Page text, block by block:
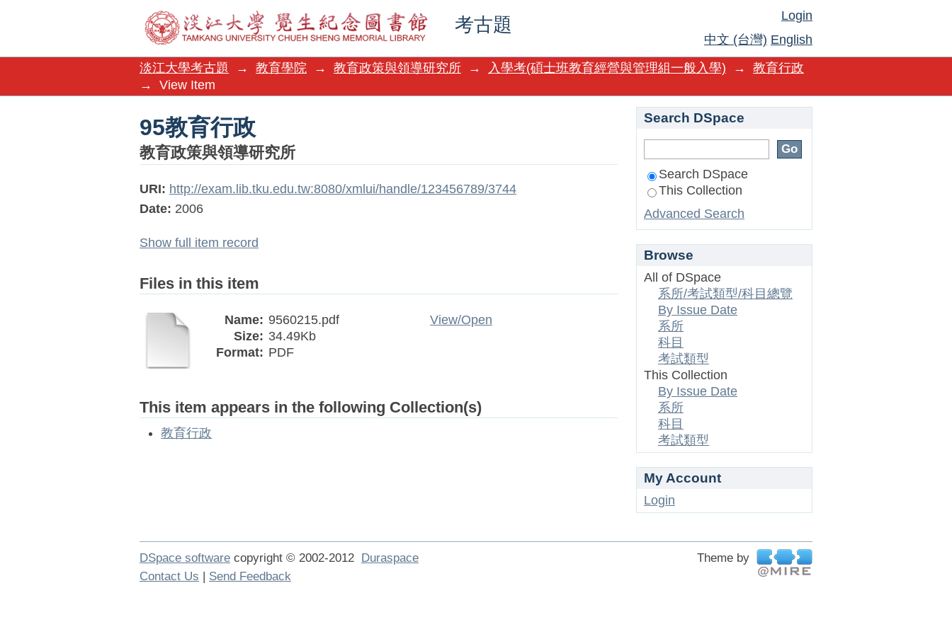
考古題
95教育行政
Login
中文 (台灣) English
淡江大學考古題
→ 教育學院 → 教育政策與領導研究所 → 入學考(碩士班教育經營與管理組一般入學) →
教育行政
→
View Item
95教育行政
教育政策與領導研究所
URI: http://exam.lib.tku.edu.tw:8080/xmlui/handle/123456789/3744
Date: 2006
Show full item record
Files in this item
Name: 9560215.pdf
Size: 34.49Kb
Format: PDF
View/Open
This item appears in the following Collection(s)
教育行政
Search DSpace
Search DSpace
This Collection
Advanced Search
Browse
All of DSpace
系所/考試類型/科目總覽
By Issue Date
系所
科目
考試類型
This Collection
By Issue Date
系所
科目
考試類型
My Account
Login
DSpace software copyright © 2002-2012 Duraspace
Theme by
Contact Us | Send Feedback